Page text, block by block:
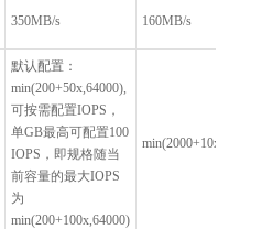
350MB/s 160MB/s
默认配置：
min(200+50x,64000),
可按需配置IOPS，
单GB最高可配置100
IOPS，即规格随当
前容量的最大IOPS
为
min(200+100x,64000)
min(2000+10x,10000)